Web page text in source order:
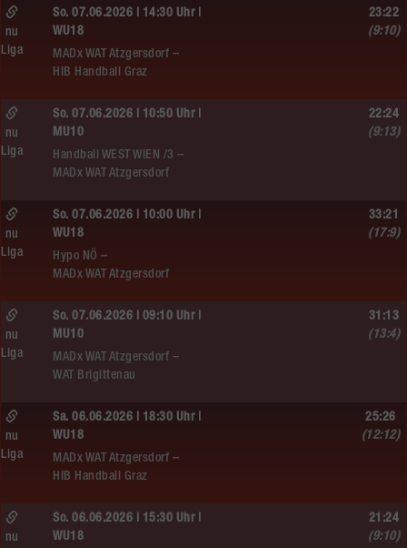
So. 07.06.2026 | 14:30 Uhr |
WU18
MADx WAT Atzgersdorf –
HIB Handball Graz
nu
Liga
23:22
(9:10)
So. 07.06.2026 | 10:50 Uhr |
MU10
Handball WEST WIEN /3 –
MADx WAT Atzgersdorf
nu
Liga
22:24
(9:13)
So. 07.06.2026 | 10:00 Uhr |
WU18
Hypo NÖ –
MADx WAT Atzgersdorf
nu
Liga
33:21
(17:9)
So. 07.06.2026 | 09:10 Uhr |
MU10
MADx WAT Atzgersdorf –
WAT Brigittenau
nu
Liga
31:13
(13:4)
Sa. 06.06.2026 | 18:30 Uhr |
WU18
MADx WAT Atzgersdorf –
HIB Handball Graz
nu
Liga
25:26
(12:12)
So. 06.06.2026 | 15:30 Uhr |
WU18
nu
21:24
(9:10)